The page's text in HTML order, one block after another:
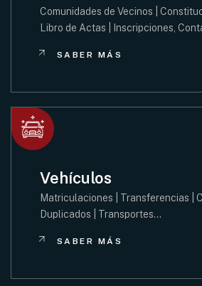
Comunidades de Vecinos |
Libro de Actas | Inscripciones,
SABER MÁS
Vehículos
Matriculaciones | Transferencias |
Duplicados | Transportes…
SABER MÁS